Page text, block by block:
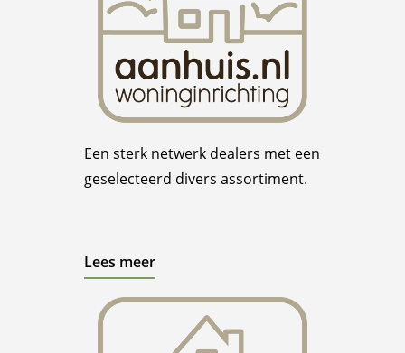
Een sterk netwerk dealers met een
geselecteerd divers assortiment.
Lees meer